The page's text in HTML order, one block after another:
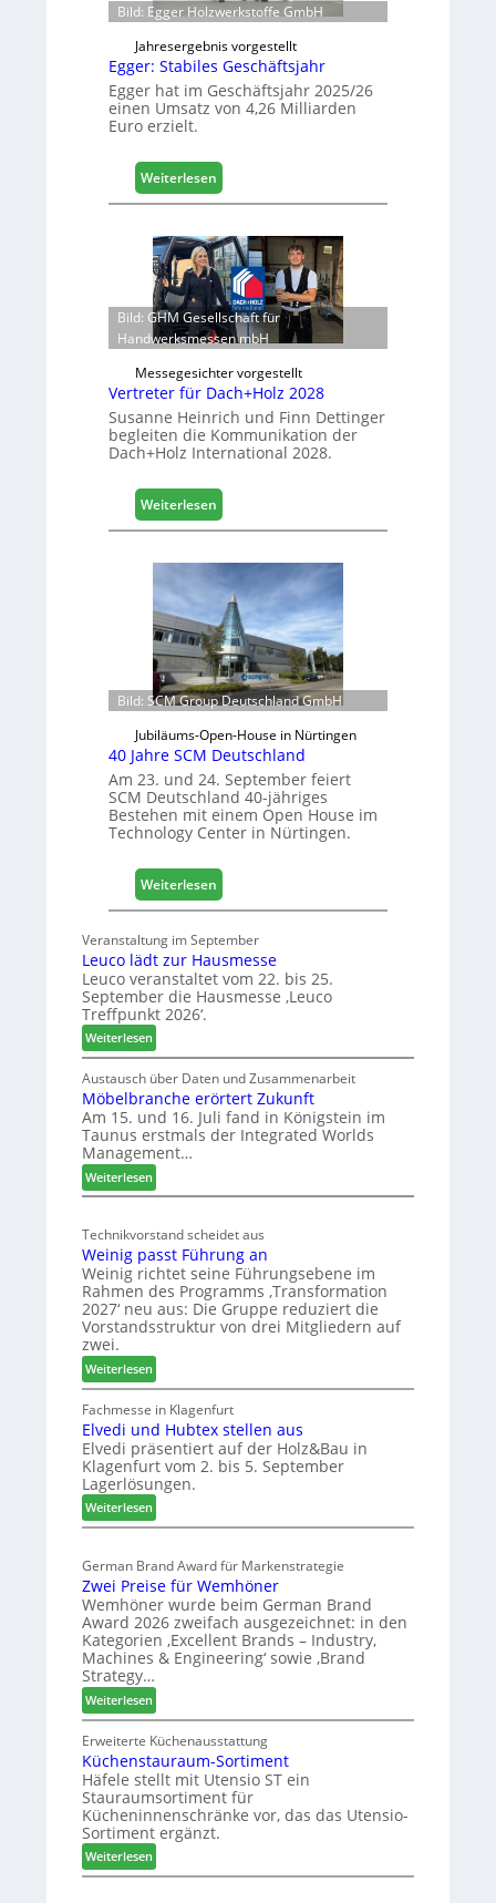
s
c
h
ö
f
f
n
e
o
g
i
t
i
k
b
e
e
i
c
h
Bild: Egger Holzwerkstoffe GmbH
Jahresergebnis vorgestellt
Egger: Stabiles Geschäftsjahr
Egger hat im Geschäftsjahr 2025/26
einen Umsatz von 4,26 Milliarden
Euro erzielt.
Weiterlesen
E
g
e
r
:
S
t
a
b
l
e
G
e
s
h
f
t
s
j
a
r
Bild: GHM Gesellschaft für
Handwerksmessen mbH
Messegesichter vorgestellt
Vertreter für Dach+Holz 2028
Susanne Heinrich und Finn Dettinger
begleiten die Kommunikation der
Dach+Holz International 2028.
Weiterlesen
V
r
t
e
t
e
r
f
ü
r
a
c
h
o
z
2
0
2
Bild: SCM Group Deutschland GmbH
Jubiläums-Open-House in Nürtingen
40 Jahre SCM Deutschland
Am 23. und 24. September feiert
SCM Deutschland 40-jähriges
Bestehen mit einem Open House im
Technology Center in Nürtingen.
Weiterlesen
4
J
a
h
C
M
D
e
s
h
l
a
n
d
Veranstaltung im September
Leuco lädt zur Hausmesse
Leuco veranstaltet vom 22. bis 25.
September die Hausmesse ‚Leuco
Treffpunkt 2026‘.
Weiterlesen:
L
e
u
c
o
l
ä
d
z
u
r
H
a
u
s
m
e
s
s
e
Austausch über Daten und Zusammenarbeit
Möbelbranche erörtert Zukunft
Am 15. und 16. Juli fand in Königstein im
Taunus erstmals der Integrated Worlds
Management…
Weiterlesen:
M
b
e
l
b
a
n
c
h
e
e
r
ö
r
t
e
t
Z
u
k
u
f
t
Technikvorstand scheidet aus
Weinig passt Führung an
Weinig richtet seine Führungsebene im
Rahmen des Programms ‚Transformation
2027‘ neu aus: Die Gruppe reduziert die
Vorstandsstruktur von drei Mitgliedern auf
zwei.
Weiterlesen:
W
e
i
n
i
g
p
a
s
t
F
ü
h
r
u
n
g
a
n
Fachmesse in Klagenfurt
Elvedi und Hubtex stellen aus
Elvedi präsentiert auf der Holz&Bau in
Klagenfurt vom 2. bis 5. September
Lagerlösungen.
Weiterlesen:
E
v
e
d
i
u
n
d
H
u
b
t
e
x
s
t
e
German Brand Award für Markenstrategie
Zwei Preise für Wemhöner
Wemhöner wurde beim German Brand
Award 2026 zweifach ausgezeichnet: in den
Kategorien ‚Excellent Brands – Industry,
Machines & Engineering‘ sowie ‚Brand
Strategy…
Weiterlesen:
Z
w
e
i
P
r
e
i
s
Erweiterte Küchenausstattung
Küchenstauraum-Sortiment
Häfele stellt mit Utensio ST ein
Stauraumsortiment für
Kücheninnenschränke vor, das das Utensio-
Sortiment ergänzt.
Weiterlesen:
K